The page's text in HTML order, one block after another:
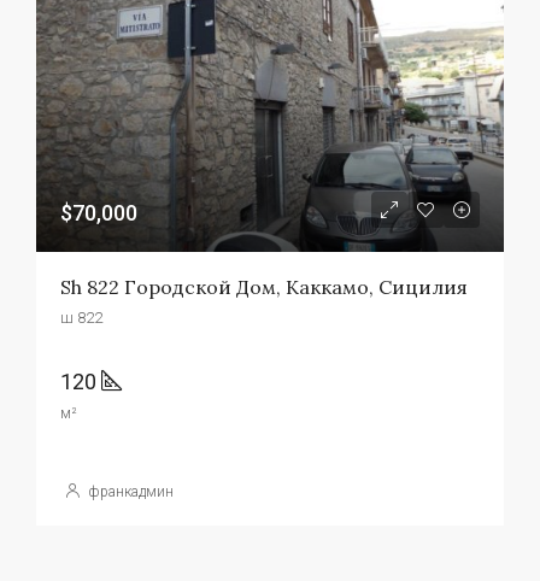
$70,000
Sh 822 Городской Дом, Каккамо, Сицилия
ш 822
120
м²
франкадмин